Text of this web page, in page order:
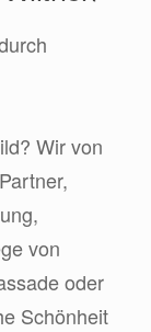
Wir von
von
oder
Schönheit